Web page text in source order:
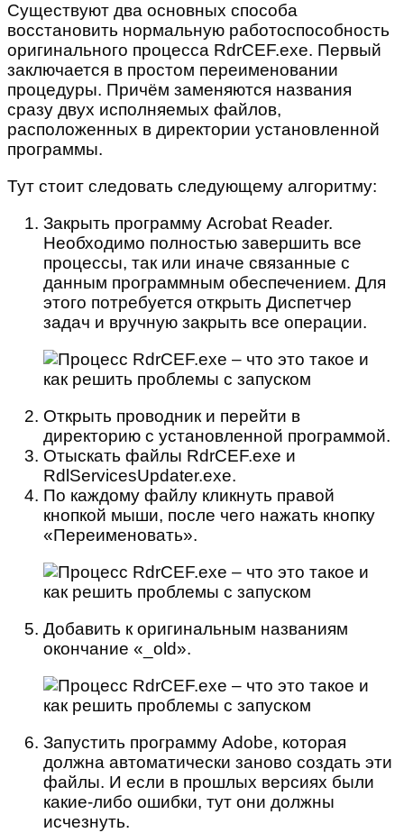
Существуют два основных способа
восстановить нормальную работоспособность
оригинального процесса RdrCEF.exe. Первый
заключается в простом переименовании
процедуры. Причём заменяются названия
сразу двух исполняемых файлов,
расположенных в директории установленной
программы.
Тут стоит следовать следующему алгоритму:
Закрыть программу Acrobat Reader.
Необходимо полностью завершить все
процессы, так или иначе связанные с
данным программным обеспечением. Для
этого потребуется открыть Диспетчер
задач и вручную закрыть все операции.
Открыть проводник и перейти в
директорию с установленной программой.
Отыскать файлы RdrCEF.exe и
RdlServicesUpdater.exe.
По каждому файлу кликнуть правой
кнопкой мыши, после чего нажать кнопку
«Переименовать».
Добавить к оригинальным названиям
окончание «_old».
Запустить программу Adobe, которая
должна автоматически заново создать эти
файлы. И если в прошлых версиях были
какие-либо ошибки, тут они должны
исчезнуть.